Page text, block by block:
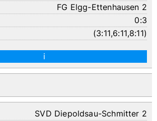
FG Elgg-Ettenhausen 2
0:3
(3:11,6:11,8:11)
i
SVD Diepoldsau-Schmitter 2